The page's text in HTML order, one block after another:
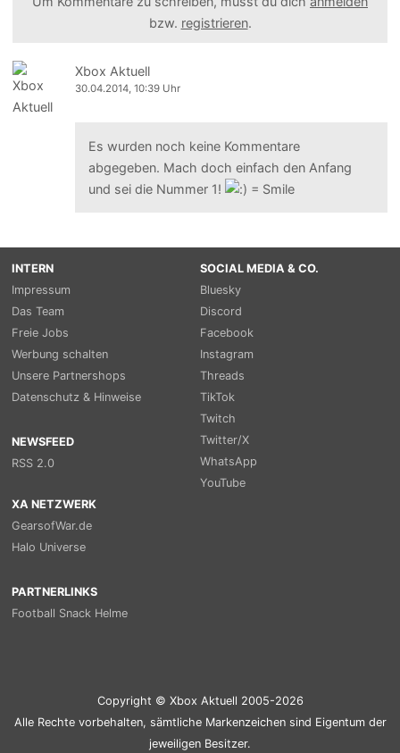
bzw. registrieren.
Xbox Aktuell
30.04.2014, 10:39 Uhr
Es wurden noch keine Kommentare
abgegeben. Mach doch einfach den Anfang
und sei die Nummer 1!
INTERN
Impressum
Das Team
Freie Jobs
Werbung schalten
Unsere Partnershops
Datenschutz & Hinweise
NEWSFEED
RSS 2.0
SOCIAL MEDIA & CO.
Bluesky
Discord
Facebook
Instagram
Threads
TikTok
Twitch
Twitter/X
WhatsApp
YouTube
XA NETZWERK
GearsofWar.de
Halo Universe
PARTNERLINKS
Football Snack Helme
Copyright © Xbox Aktuell 2005-2026
Alle Rechte vorbehalten, sämtliche Markenzeichen sind Eigentum der
jeweiligen Besitzer.